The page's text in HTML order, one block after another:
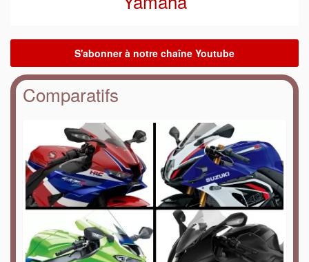
Comparatifs